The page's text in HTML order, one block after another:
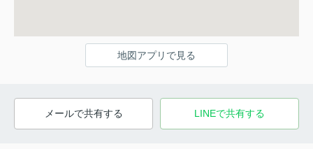
地図アプリで見る
メールで共有する LINEで共有する